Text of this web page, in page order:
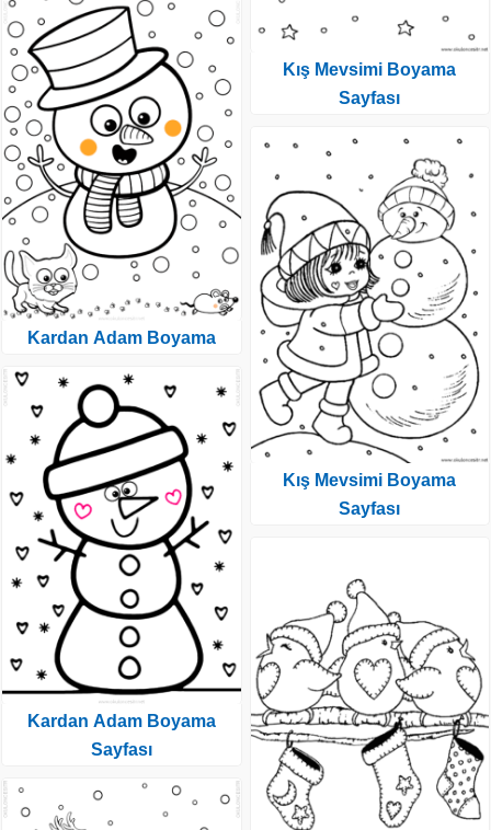
Kardan Adam Boyama
Kardan Adam Boyama
Sayfası
Kış Mevsimi Boyama
Sayfası
Kış Mevsimi Boyama
Sayfası